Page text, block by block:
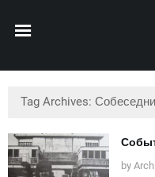
Tag Archives:
by